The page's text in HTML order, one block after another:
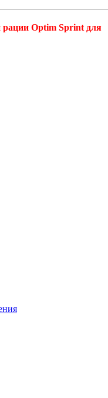
рации Optim Sprint для